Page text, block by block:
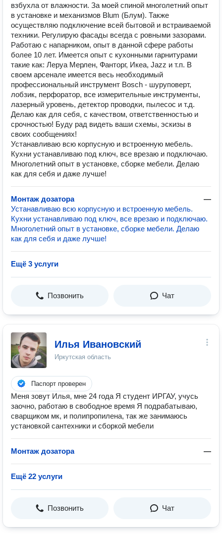
взбухла от влажности. За моей спиной многолетний опыт
в установке и механизмов Blum (Блум). Также
осуществляю подключение всей бытовой и встраиваемой
техники. Регулирую фасады всегда с ровными зазорами.
Работаю с напарником, опыт в данной сфере работы
более 10 лет. Имеется опыт с кухонными гарнитурами
такие как: Леруа Мерлен, Фанторг, Икеа, Jazz и т.п. В
своем арсенале имеется весь необходимый
профессиональный инструмент Bosch - шуруповерт,
лобзик, перфоратор, все измерительные инструменты,
лазерный уровень, детектор проводки, пылесос и т.д.
Делаю как для себя, с качеством, ответственностью и
срочностью! Буду рад видеть ваши схемы, эскизы в
своих сообщениях!
Устанавливаю всю корпусную и встроенную мебель.
Кухни устанавливаю под ключ, все врезаю и подключаю.
Многолетний опыт в установке, сборке мебели. Делаю
как для себя и даже лучше!
Монтаж дозатора
—
Устанавливаю всю корпусную и встроенную мебель.
Кухни устанавливаю под ключ, все врезаю и подключаю.
Многолетний опыт в установке, сборке мебели. Делаю
как для себя и даже лучше!
Ещё 3 услуги
Позвонить Чат
Илья Ивановский
Иркутская область
Паспорт проверен
Меня зовут Илья, мне 24 года Я студент ИРГАУ, учусь
заочно, работаю в свободное время Я подрабатываю,
сварщиком мк, и полипропилена, так же занимаюсь
установкой сантехники и сборкой мебели
Монтаж дозатора —
Ещё 22 услуги
Позвонить Чат